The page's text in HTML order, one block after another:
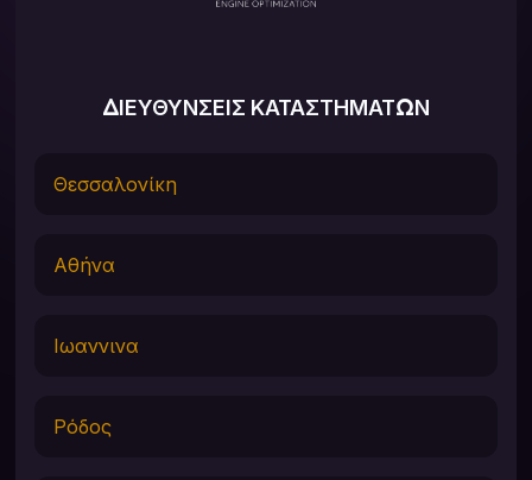
ΔΙΕΥΘΥΝΣΕΙΣ ΚΑΤΑΣΤΗΜΑΤΩΝ
Θεσσαλονίκη
Αθήνα
Ιωαννινα
Ρόδος